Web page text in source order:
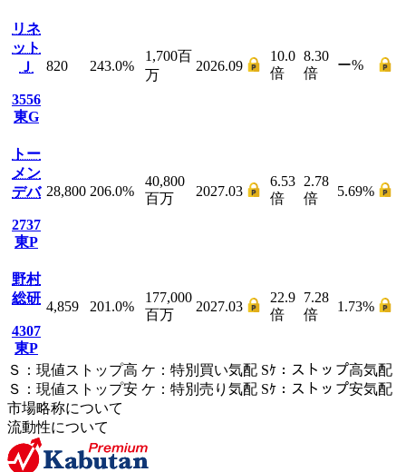
リネ
ット
Ｊ
3556
東G
820 243.0%
1,700百
万
2026.09
10.0
倍
8.30
倍
ー%
トー
メン
デバ
2737
東P
28,800 206.0%
40,800
百万
2027.03
6.53
倍
2.78
倍
5.69%
野村
総研
4307
東P
4,859 201.0%
177,000
百万
2027.03
22.9
倍
7.28
倍
1.73%
Ｓ ： 現値ストップ高 ケ ： 特別買い気配 Sｹ ： ストップ高気配
Ｓ ： 現値ストップ安 ケ ： 特別売 り 気配 Sｹ ： ストップ安気配
市場略称について
流動性について